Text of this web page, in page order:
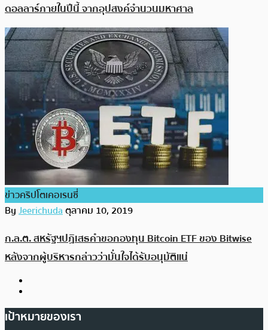
ดอลลาร์ภายในปีนี้ จากอุปสงค์จำนวนมหาศาล
ข่าวคริปโตเคอเรนซี่
ByJeerichudaตุลาคม 10, 2019
ก.ล.ต. สหรัฐฯปฏิเสธคำขอกองทุน Bitcoin ETF ของ Bitwise
หลังจากผู้บริหารกล่าวว่ามั่นใจได้รับอนุมัติแน่
เป้าหมายของเรา